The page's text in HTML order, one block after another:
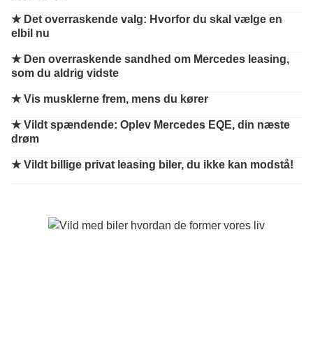
★ Det overraskende valg: Hvorfor du skal vælge en
elbil nu
★ Den overraskende sandhed om Mercedes leasing,
som du aldrig vidste
★Vis musklerne frem, mens du kører
★Vildt spændende: Oplev Mercedes EQE, din næste
drøm
★Vildt billige privat leasing biler, du ikke kan modstå!